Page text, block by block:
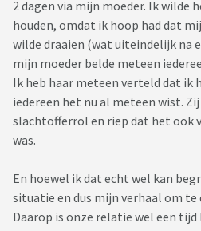
Dus mocht er iemand meelezen
2 dagen via mijn moeder. Ik wilde
houden, omdat ik hoop had dat
wilde draaien (wat uiteindelijk na
mijn moeder belde meteen
Ik heb haar meteen verteld dat ik
iedereen het nu al meteen wist.
slachtofferrol en riep dat het ook
was.
En hoewel ik dat echt wel kan
situatie en dus mijn verhaal om te
Daarop is onze relatie wel een